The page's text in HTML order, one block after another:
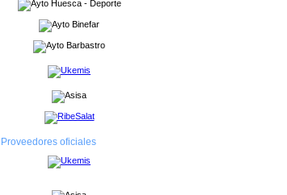
Proveedores oficiales